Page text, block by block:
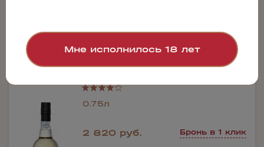
63183
0.75л
2 820 руб. Бронь в 1 клик
Мне исполнилось 18 лет